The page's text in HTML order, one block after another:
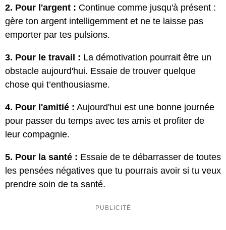
2. Pour l'argent : Continue comme jusqu'à présent :
gère ton argent intelligemment et ne te laisse pas
emporter par tes pulsions.
3. Pour le travail : La démotivation pourrait être un
obstacle aujourd'hui. Essaie de trouver quelque
chose qui t’enthousiasme.
4. Pour l'amitié : Aujourd'hui est une bonne journée
pour passer du temps avec tes amis et profiter de
leur compagnie.
5. Pour la santé : Essaie de te débarrasser de toutes
les pensées négatives que tu pourrais avoir si tu veux
prendre soin de ta santé.